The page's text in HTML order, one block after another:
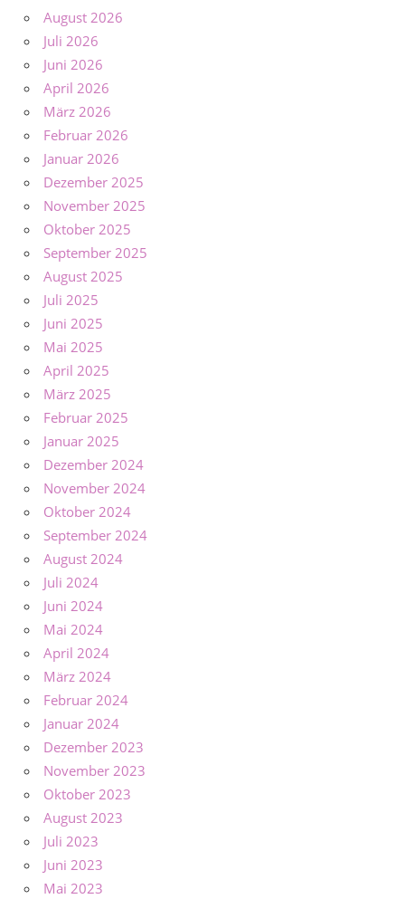
August 2026
Juli 2026
Juni 2026
April 2026
März 2026
Februar 2026
Januar 2026
Dezember 2025
November 2025
Oktober 2025
September 2025
August 2025
Juli 2025
Juni 2025
Mai 2025
April 2025
März 2025
Februar 2025
Januar 2025
Dezember 2024
November 2024
Oktober 2024
September 2024
August 2024
Juli 2024
Juni 2024
Mai 2024
April 2024
März 2024
Februar 2024
Januar 2024
Dezember 2023
November 2023
Oktober 2023
August 2023
Juli 2023
Juni 2023
Mai 2023